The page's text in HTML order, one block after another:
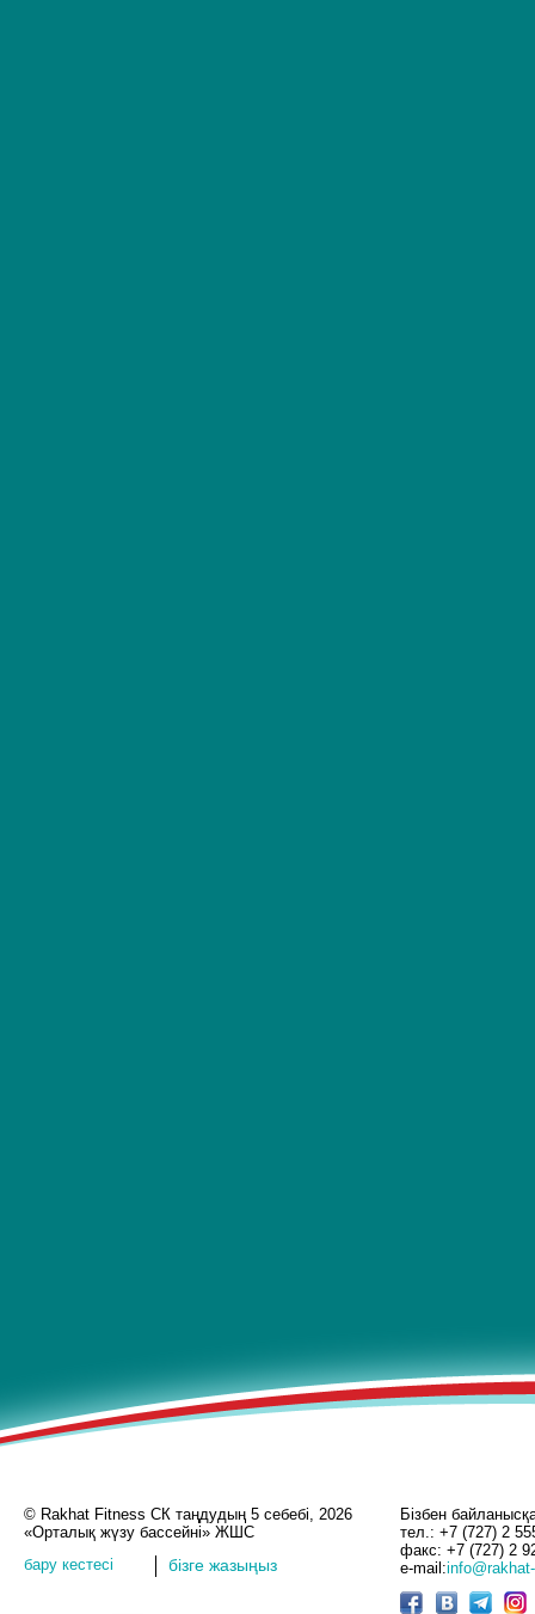
© Rakhat Fitness СК таңдудың 5 себебі, 2026
«Орталық жүзу бассейні» ЖШС
бару кестесі
бізге жазыңыз
Бізбен
тел.: +7 (727) 2
факс: +7 (727) 2
e-mail: